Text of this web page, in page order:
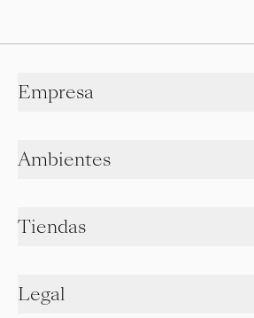
Empresa
Ambientes
Tiendas
Legal